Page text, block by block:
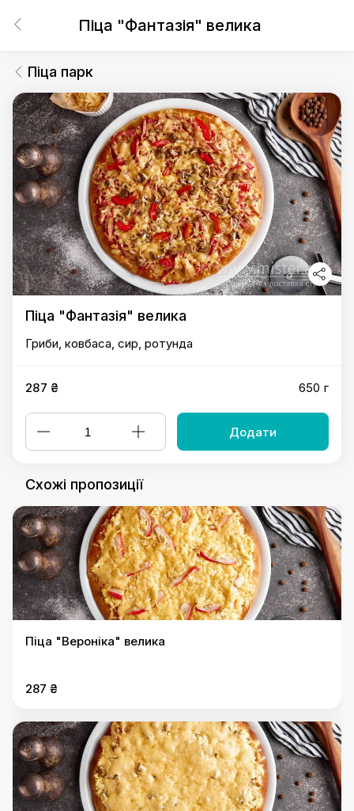
Піца "Фантазія" велика
Піца парк
Піца "Фантазія" велика
Гриби, ковбаса, сир, ротунда
287 ₴ 650 г
Додати
Схожі пропозиції
Піца "Вероніка" велика
287 ₴